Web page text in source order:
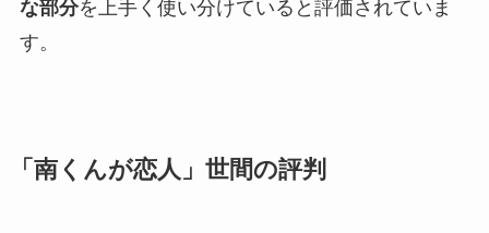
な部分を上手く使い分けていると評価されていま
す。
「南くんが恋人」世間の評判